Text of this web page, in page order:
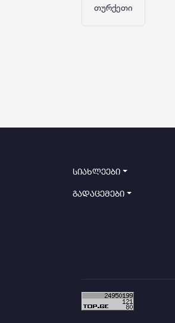
თურქეთი
სიახლეები
გადაცემები